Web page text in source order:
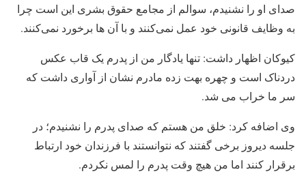
صدای او را نشنیدم، سوالم از مجامع حقوق بشری این است چرا
به وظایف قانونی خود عمل نمی‌کنند و با آن ها برخورد نمی‌کنند.
کیوکان اظهار داشت: تنها یادگار من از پدرم یک قاب عکس
دردناک است و چهره بهت زده مادرم نشان از آواری داشت که
سر ما خراب می شد.
وی اضافه کرد: خلق من هستم که صدای پدرم را نشنیدم؛ در
جلسه دیروز برخی گفتند که نتوانستند با فرزندان خود ارتباط
برقرار کنند اما من هیچ وقت پدرم را لمس نکردم.